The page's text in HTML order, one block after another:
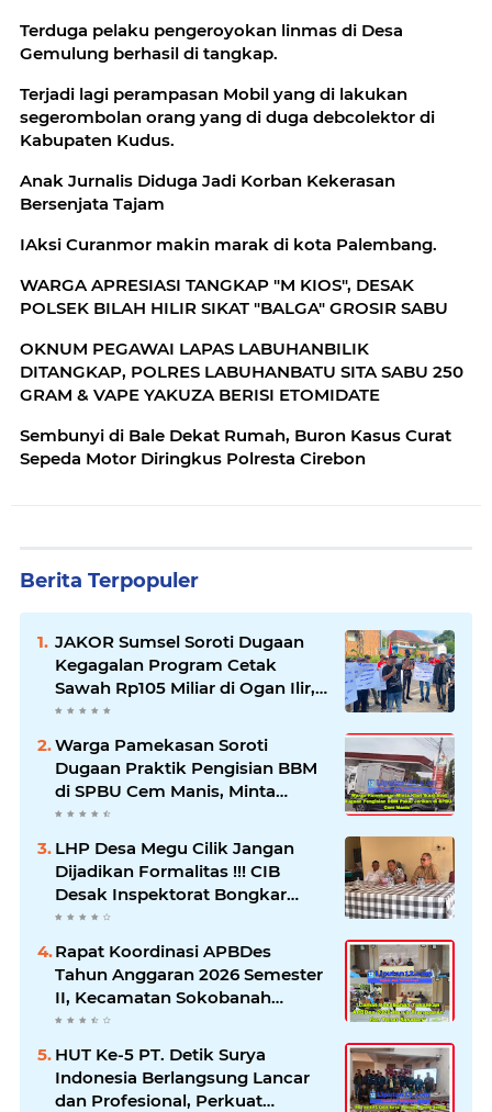
Terduga pelaku pengeroyokan linmas di Desa
Gemulung berhasil di tangkap.
Terjadi lagi perampasan Mobil yang di lakukan
segerombolan orang yang di duga debcolektor di
Kabupaten Kudus.
Anak Jurnalis Diduga Jadi Korban Kekerasan
Bersenjata Tajam
IAksi Curanmor makin marak di kota Palembang.
WARGA APRESIASI TANGKAP "M KIOS", DESAK
POLSEK BILAH HILIR SIKAT "BALGA" GROSIR SABU
OKNUM PEGAWAI LAPAS LABUHANBILIK
DITANGKAP, POLRES LABUHANBATU SITA SABU 250
GRAM & VAPE YAKUZA BERISI ETOMIDATE
Sembunyi di Bale Dekat Rumah, Buron Kasus Curat
Sepeda Motor Diringkus Polresta Cirebon
Berita Terpopuler
JAKOR Sumsel Soroti Dugaan
Kegagalan Program Cetak
Sawah Rp105 Miliar di Ogan Ilir,
Desak Kadis Pertanian Mundur
Warga Pamekasan Soroti
Dugaan Praktik Pengisian BBM
di SPBU Cem Manis, Minta
Klarifikasi dan Pengawasan
LHP Desa Megu Cilik Jangan
Dijadikan Formalitas !!! CIB
Desak Inspektorat Bongkar
Seluruh Fakta dan Hentikan
Dugaan Permainan Oknum
Rapat Koordinasi APBDes
Tahun Anggaran 2026 Semester
II, Kecamatan Sokobanah
Libatkan 12 Desa
HUT Ke-5 PT. Detik Surya
Indonesia Berlangsung Lancar
dan Profesional, Perkuat